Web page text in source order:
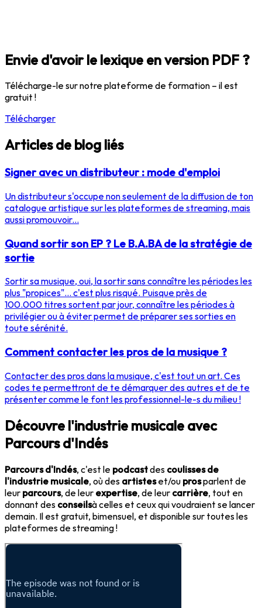
Envie d'avoir le lexique en version PDF ?
Télécharge-le sur notre plateforme de formation – il est
gratuit !
Télécharger
Articles de blog liés
Signer avec un distributeur : mode d'emploi
Un distributeur s'occupe non seulement de la diffusion de ton
catalogue artistique sur les plateformes de streaming, mais
aussi promouvoir...
Quand sortir son EP ? Le B.A.BA de la stratégie de
sortie
Sortir sa musique, oui, la sortir sans connaître les périodes les
plus "propices"... c'est plus risqué. Puisque près de
100.000 titres sortent par jour, connaître les périodes à
privilégier ou à éviter permet de préparer ses sorties en
toute sérénité.
Comment contacter les pros de la musique ?
Contacter des pros dans la musique, c'est tout un art. Ces
codes te permettront de te démarquer des autres et de te
présenter comme le font les professionnel-le-s du milieu !
Découvre l'industrie musicale avec
Parcours d'Indés
Parcours d'Indés, c'est le podcastdes coulisses de
l'industrie musicale, où des artisteset/ou prosparlent de
leur parcours, de leur expertise, de leur carrière, tout en
donnant des conseilsà celles et ceux qui voudraient se lancer
demain. Il est gratuit, bimensuel, et disponible sur toutes les
plateformes de streaming !